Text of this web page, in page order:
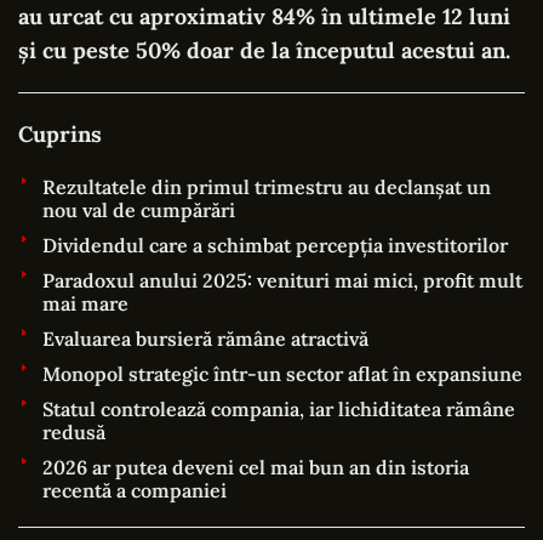
au urcat cu aproximativ 84% în ultimele 12 luni
și cu peste 50% doar de la începutul acestui an.
Cuprins
Rezultatele din primul trimestru au declanșat un
nou val de cumpărări
Dividendul care a schimbat percepția investitorilor
Paradoxul anului 2025: venituri mai mici, profit mult
mai mare
Evaluarea bursieră rămâne atractivă
Monopol strategic într-un sector aflat în expansiune
Statul controlează compania, iar lichiditatea rămâne
redusă
2026 ar putea deveni cel mai bun an din istoria
recentă a companiei